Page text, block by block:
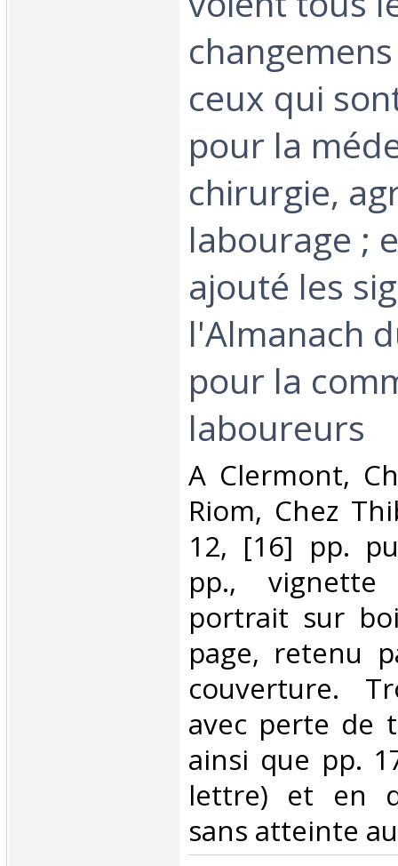
ceux qui
pour la
chirurgie,
labourage ;
ajouté les
l'Almanach
pour la
laboureurs‎
‎A Clermont,
Riom, Chez
12, [16] pp.
pp.,
portrait sur
page, retenu
couverture.
avec perte de
ainsi que pp.
lettre) et en
sans atteinte